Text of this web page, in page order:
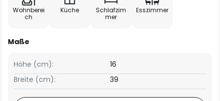
Wohnberei
ch
Küche
Schlafzim
mer
Esszimmer
Maße
Breite (cm): 39
Höhe (cm): 16